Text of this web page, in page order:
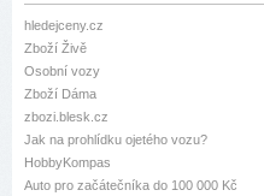
hledejceny.cz
Zboží Živě
Osobní vozy
Zboží Dáma
zbozi.blesk.cz
Jak na prohlídku ojetého vozu?
HobbyKompas
Auto pro začátečníka do 100 000 Kč